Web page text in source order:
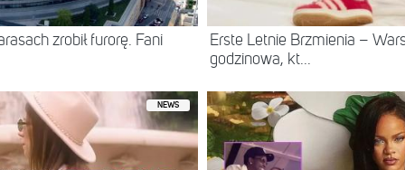
zrobił furorę. Fani
Erste Letnie Brzmienia –
godzinowa, kt...
NEWS